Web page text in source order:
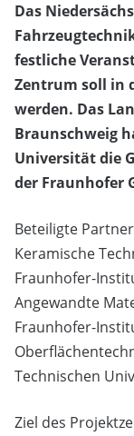
Das
festliche
Zentrum soll in
werden. Das
Braunschweig
Universität die
der Fraunhofer
Beteiligte
Keramische
Fraunhofer-
Angewandte
Fraunhofer-
Technischen
Ziel des